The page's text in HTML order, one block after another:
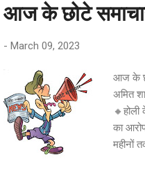
आज के छोटे
- March 09, 2023
आज के
अमित
का
महीनों